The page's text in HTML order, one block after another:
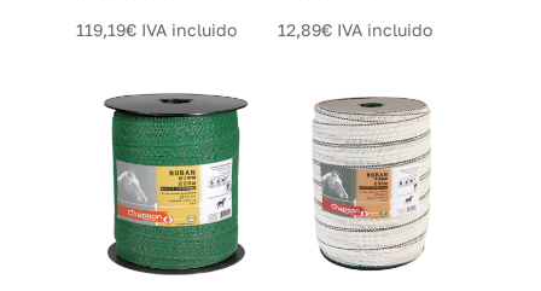
119,19€ IVA incluido 12,89€ IVA incluido